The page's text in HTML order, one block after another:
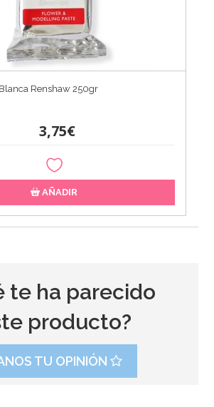
Renshaw 250gr
3,75€
AÑADIR
te ha parecido
producto?
TU OPINIÓN